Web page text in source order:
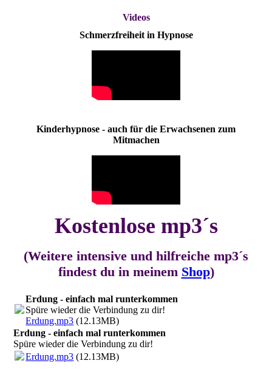
Videos
Schmerzfreiheit in Hypnose
Kinderhypnose - auch für die Erwachsenen zum
Mitmachen
Kostenlose mp3´s
(Weitere intensive und hilfreiche mp3´s
findest du in meinem Shop)
Erdung - einfach mal runterkommen
Spüre wieder die Verbindung zu dir!
Erdung.mp3 (12.13MB)
Erdung - einfach mal runterkommen
Spüre wieder die Verbindung zu dir!
Erdung.mp3 (12.13MB)